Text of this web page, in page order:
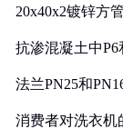
20x40x2镀锌方
抗渗混凝土中
法兰PN25和
消费者对洗衣机